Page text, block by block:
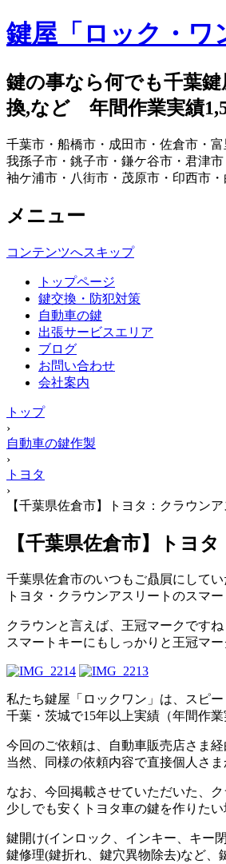
鍵屋「ロック・
鍵の事なら何でも千葉
換,など 年間作業実績
千葉市・船橋市・成田市・佐倉市・
我孫子市・銚子市・鎌ケ谷市・君津
袖ケ浦市・八街市・茂原市・印西市
メニュー
コンテンツへスキップ
トップページ
鍵交換・防犯対策
自動車の鍵
出張サービスエリア
ブログ
お問い合わせ
会社案内
トップ
›
自動車の鍵作製
›
トヨタ
›
【千葉県佐倉市】トヨタ：クラウン
【千葉県佐倉市】トヨ
千葉県佐倉市のいつもご贔屓にして
トヨタ・クラウンアスリートのスマ
クラウンと言えば、王冠マークですね
スマートキーにもしっかりと王冠マー
私たち鍵屋「ロックワン」は、スピ
千葉・茨城で15年以上実績（年間作
今回のご依頼は、自動車販売店さま
当然、同様の依頼内容で直接個人さ
なお、今回掲載させていただいた、ク
少しでも安くトヨタ車の鍵を作りた
鍵開け(インロック、インキー、キー
鍵修理(鍵折れ、鍵穴異物除去)など